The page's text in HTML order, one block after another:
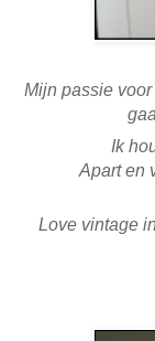
Mijn passie voor
Ik
Apart en
Love vintage